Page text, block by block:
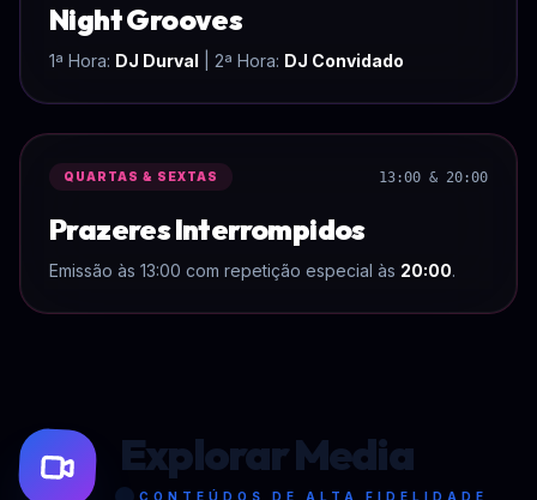
Night Grooves
1ª Hora: DJ Durval | 2ª Hora: DJ Convidado
QUARTAS & SEXTAS 13:00 & 20:00
Prazeres Interrompidos
Emissão às 13:00 com repetição especial às 20:00.
Explorar Media
CONTEÚDOS DE ALTA FIDELIDADE